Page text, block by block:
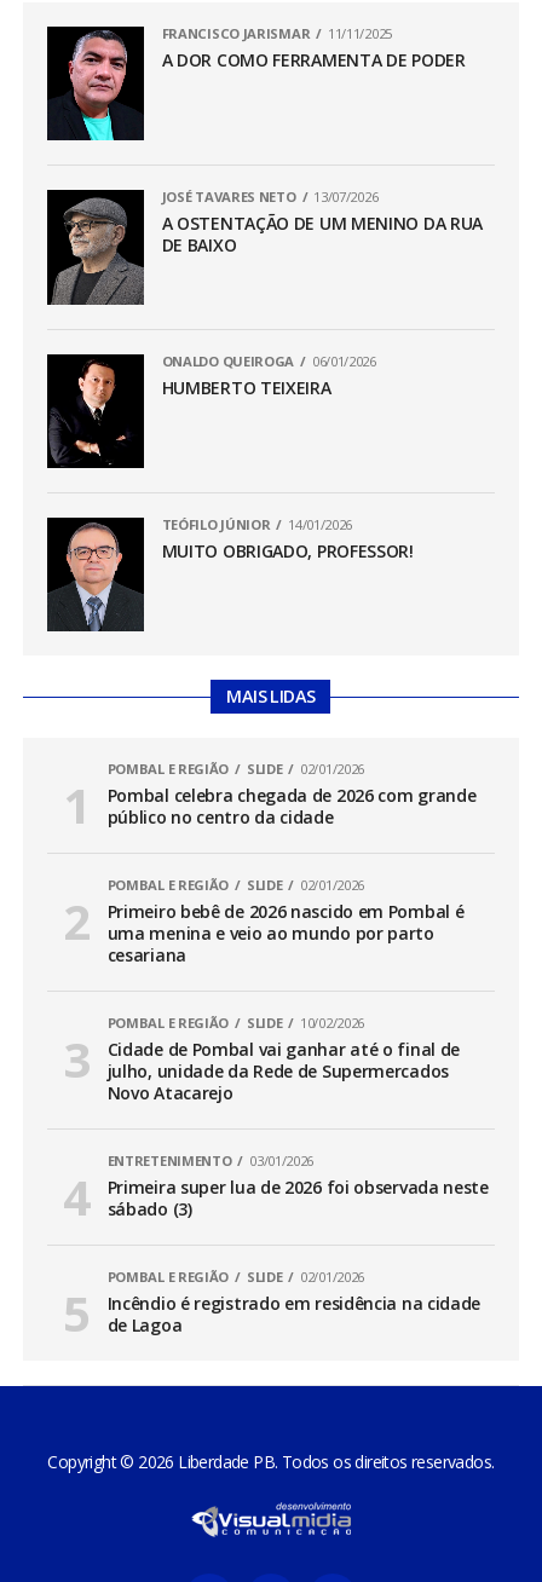
FRANCISCO JARISMAR 11/11/2025
A DOR COMO FERRAMENTA DE PODER
JOSÉ TAVARES NETO 13/07/2026
A OSTENTAÇÃO DE UM MENINO DA RUA
DE BAIXO
ONALDO QUEIROGA 06/01/2026
HUMBERTO TEIXEIRA
TEÓFILO JÚNIOR 14/01/2026
MUITO OBRIGADO, PROFESSOR!
MAIS LIDAS
POMBAL E REGIÃO SLIDE 02/01/2026
Pombal celebra chegada de 2026 com grande
público no centro da cidade
POMBAL E REGIÃO SLIDE 02/01/2026
Primeiro bebê de 2026 nascido em Pombal é
uma menina e veio ao mundo por parto
cesariana
POMBAL E REGIÃO SLIDE 10/02/2026
Cidade de Pombal vai ganhar até o final de
julho, unidade da Rede de Supermercados
Novo Atacarejo
ENTRETENIMENTO 03/01/2026
Primeira super lua de 2026 foi observada neste
sábado (3)
POMBAL E REGIÃO SLIDE 02/01/2026
Incêndio é registrado em residência na cidade
de Lagoa
Copyright © 2026 Liberdade PB. Todos os direitos reservados.